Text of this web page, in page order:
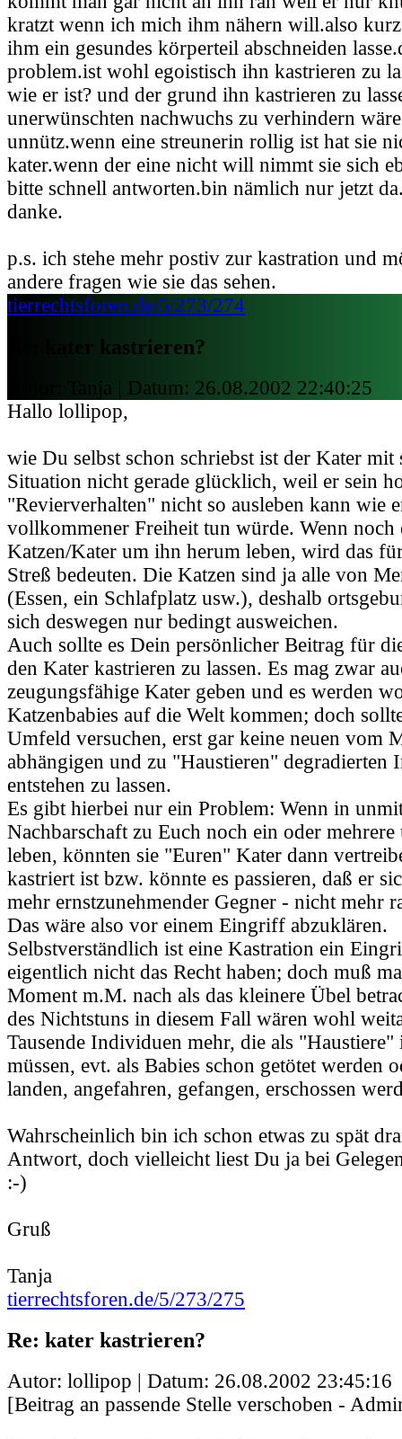
kratzt wenn ich mich ihm nähern will.also
ihm ein gesundes körperteil abschneiden
problem.ist wohl egoistisch ihn kastrieren zu
wie er ist? und der grund ihn kastrieren zu
unerwünschten nachwuchs zu verhindern
unnütz.wenn eine streunerin rollig ist hat sie
kater.wenn der eine nicht will nimmt sie sich
bitte schnell antworten.bin nämlich nur jetzt
danke.
p.s. ich stehe mehr postiv zur kastration und
andere fragen wie sie das sehen.
tierrechtsforen.de/5/273/274
Re: kater kastrieren?
Autor: Tanja | Datum: 26.08.2002 22:40:25
Hallo lollipop,
wie Du selbst schon schriebst ist der Kater mit
Situation nicht gerade glücklich, weil er sein
"Revierverhalten" nicht so ausleben kann wie
vollkommener Freiheit tun würde. Wenn noch
Katzen/Kater um ihn herum leben, wird das
Streß bedeuten. Die Katzen sind ja alle von
(Essen, ein Schlafplatz usw.), deshalb
sich deswegen nur bedingt ausweichen.
Auch sollte es Dein persönlicher Beitrag für
den Kater kastrieren zu lassen. Es mag zwar
zeugungsfähige Kater geben und es werden
Katzenbabies auf die Welt kommen; doch
Umfeld versuchen, erst gar keine neuen vom
abhängigen und zu "Haustieren" degradierten
entstehen zu lassen.
Es gibt hierbei nur ein Problem: Wenn in
Nachbarschaft zu Euch noch ein oder
leben, könnten sie "Euren" Kater dann
kastriert ist bzw. könnte es passieren, daß er
mehr ernstzunehmender Gegner - nicht mehr
Das wäre also vor einem Eingriff abzuklären.
Selbstverständlich ist eine Kastration ein
eigentlich nicht das Recht haben; doch muß
Moment m.M. nach als das kleinere Übel
des Nichtstuns in diesem Fall wären wohl
Tausende Individuen mehr, die als
müssen, evt. als Babies schon getötet werden
landen, angefahren, gefangen, erschossen
Wahrscheinlich bin ich schon etwas zu spät
Antwort, doch vielleicht liest Du ja bei
:-)
Gruß
Tanja
tierrechtsforen.de/5/273/275
Re: kater kastrieren?
Autor: lollipop | Datum: 26.08.2002 23:45:16
[Beitrag an passende Stelle verschoben -